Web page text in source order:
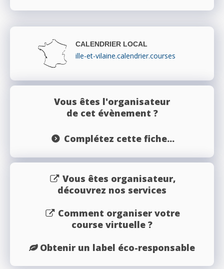
CALENDRIER LOCAL
ille-et-vilaine.calendrier.courses
Vous êtes l'organisateur
de cet évènement ?
Complétez cette fiche...
Vous êtes organisateur,
découvrez nos services
Comment organiser votre
course virtuelle ?
Obtenir un label éco-responsable